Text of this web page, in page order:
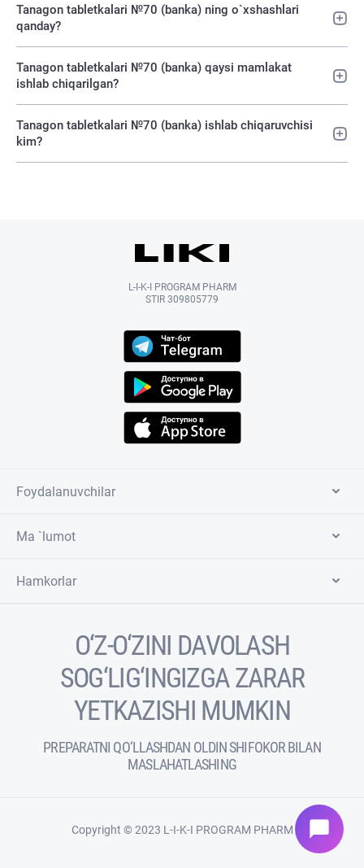
Tanagon tabletkalari №70 (banka) ning o`xshashlari
qanday?
Tanagon tabletkalari №70 (banka) qaysi mamlakat
ishlab chiqarilgan?
Tanagon tabletkalari №70 (banka) ishlab chiqaruvchisi
kim?
L-I-K-I PROGRAM PHARM
STIR 309805779
Foydalanuvchilar
Ma `lumot
Hamkorlar
O‘Z-O‘ZINI DAVOLASH
SOG‘LIG‘INGIZGA ZARAR
YETKAZISHI MUMKIN
PREPARATNI QO‘LLASHDAN OLDIN SHIFOKOR BILAN
MASLAHATLASHING
Copyright © 2023 L-I-K-I PROGRAM PHARM chat_bubble